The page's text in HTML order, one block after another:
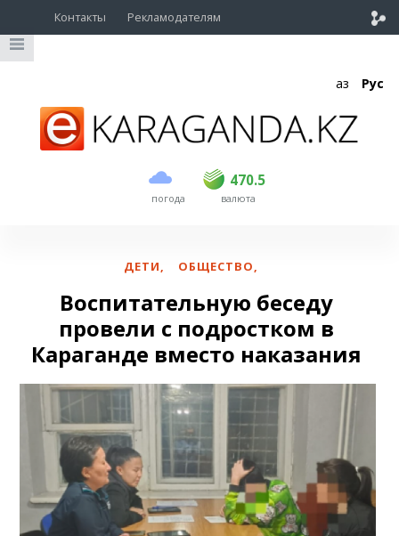
Контакты Рекламодателям
Қаз Рус
погода
470.5
USD 468.5 470.5
EUR валюта
ДЕТИ, ОБЩЕСТВО,
Воспитательную беседу
провели с подростком в
Караганде вместо наказания